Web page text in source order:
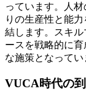
っています。人
りの生産性と能
結します。スキ
ースを戦略的に
な施策となってい
VUCA時代の